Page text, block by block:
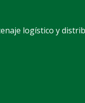
logístico y